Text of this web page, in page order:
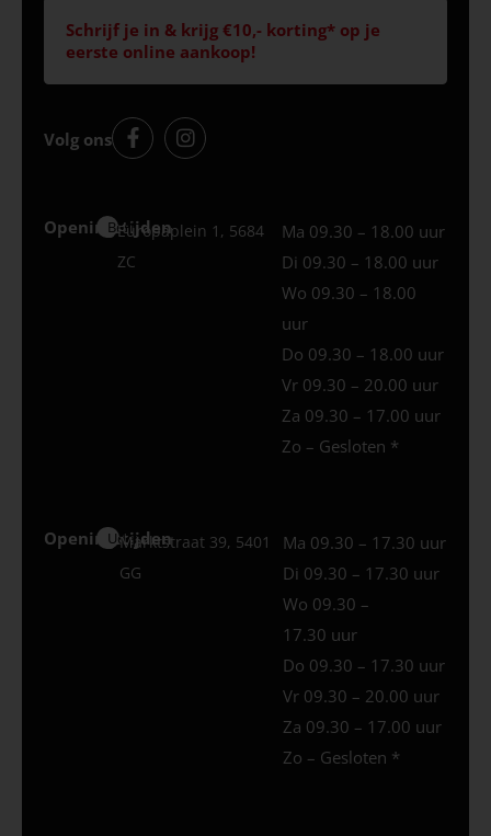
Schrijf je in & krijg €10,- korting* op je
eerste online aankoop!
Volg ons
Openingstijden
Best
Europaplein 1, 5684
ZC
Ma 09.30 – 18.00 uur
Di 09.30 – 18.00 uur
Wo 09.30 – 18.00
uur
Do 09.30 – 18.00 uur
Vr 09.30 – 20.00 uur
Za 09.30 – 17.00 uur
Zo – Gesloten *
Openingstijden
Uden
Marktstraat 39, 5401
GG
Ma 09.30 – 17.30 uur
Di 09.30 – 17.30 uur
Wo 09.30 –
17.30 uur
Do 09.30 – 17.30 uur
Vr 09.30 – 20.00 uur
Za 09.30 – 17.00 uur
Zo – Gesloten *